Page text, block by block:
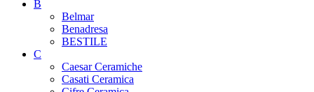
B
Belmar
Benadresa
BESTILE
C
Caesar Ceramiche
Casati Ceramica